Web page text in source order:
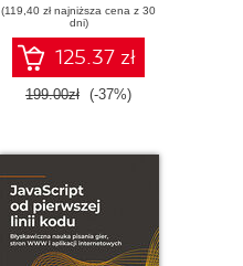
(119,40 zł najniższa cena z 30
dni)
125.37 zł
199.00zł (-37%)